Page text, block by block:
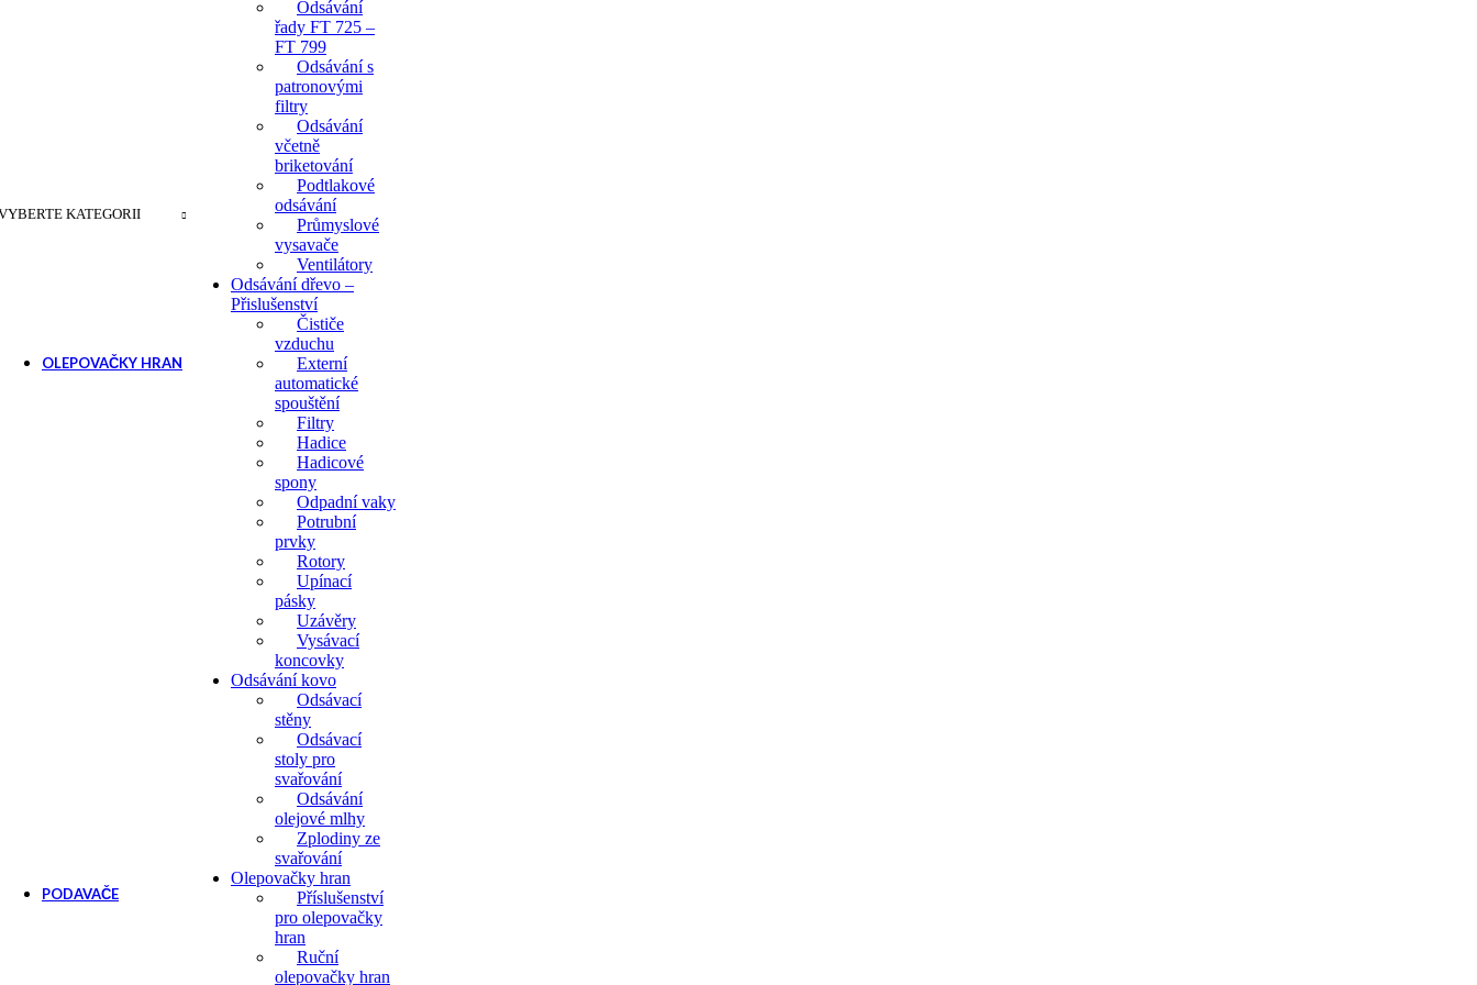
KATEGORII
Odsávání
řady FT 725 –
FT 799
Odsávání s
patronovými
filtry
Odsávání
včetně
briketování
Podtlakové
odsávání
Průmyslové
vysavače
Ventilátory
Odsávání dřevo –
Přislušenství
Čističe
vzduchu
Externí
automatické
spouštění
Filtry
Hadice
Hadicové
spony
Odpadní vaky
Potrubní
prvky
Rotory
Upínací
pásky
Uzávěry
Vysávací
koncovky
Odsávání kovo
Odsávací
stěny
Odsávací
stoly pro
svařování
Odsávání
olejové mlhy
Zplodiny ze
svařování
Olepovačky hran
Příslušenství
pro olepovačky
hran
Ruční
olepovačky hran
OLEPOVAČKY HRAN
Ruční olepovačky hran
PODAVAČE